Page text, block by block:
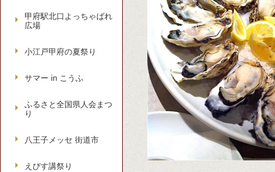
甲府駅北口よっちゃばれ
広場
小江戸甲府の夏祭り
サマー in こうふ
ふるさと全国県人会まつ
り
八王子メッセ 街道市
えびす講祭り